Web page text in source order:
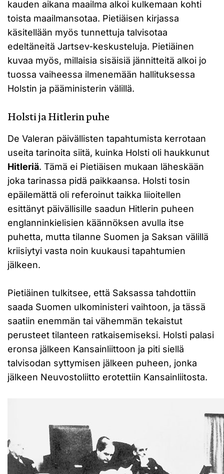
kauden aikana maailma alkoi kulkemaan kohti
toista maailmansotaa. Pietiäisen kirjassa
käsitellään myös tunnettuja talvisotaa
edeltäneitä Jartsev-keskusteluja. Pietiäinen
kuvaa myös, millaisia sisäisiä jännitteitä alkoi jo
tuossa vaiheessa ilmenemään hallituksessa
Holstin ja pääministerin välillä.
Holsti ja Hitlerin puhe
De Valeran päivällisten tapahtumista kerrotaan
useita tarinoita siitä, kuinka Holsti oli haukkunut
Hitleriä. Tämä ei Pietiäisen mukaan läheskään
joka tarinassa pidä paikkaansa. Holsti tosin
epäilemättä oli referoinut taikka liioitellen
esittänyt päivällisille saadun Hitlerin puheen
englanninkielisien käännöksen avulla itse
puhetta, mutta tilanne Suomen ja Saksan välillä
kriisiytyi vasta noin kuukausi tapahtumien
jälkeen.
Pietiäinen tulkitsee, että Saksassa tahdottiin
saada Suomen ulkoministeri vaihtoon, ja tässä
saatiin enemmän tai vähemmän tekaistut
perusteet tilanteen ratkaisemiseksi. Holsti palasi
eronsa jälkeen Kansainliittoon ja piti siellä
talvisodan syttymisen jälkeen puheen, jonka
jälkeen Neuvostoliitto erotettiin Kansainliitosta.